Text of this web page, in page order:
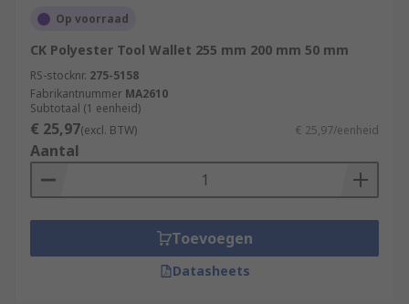
Op voorraad
CK Polyester Tool Wallet 255 mm 200 mm 50 mm
RS-stocknr. 275-5158
Fabrikantnummer MA2610
Subtotaal (1 eenheid)
€ 25,97(excl. BTW) € 25,97/eenheid
Aantal
Toevoegen
Datasheets